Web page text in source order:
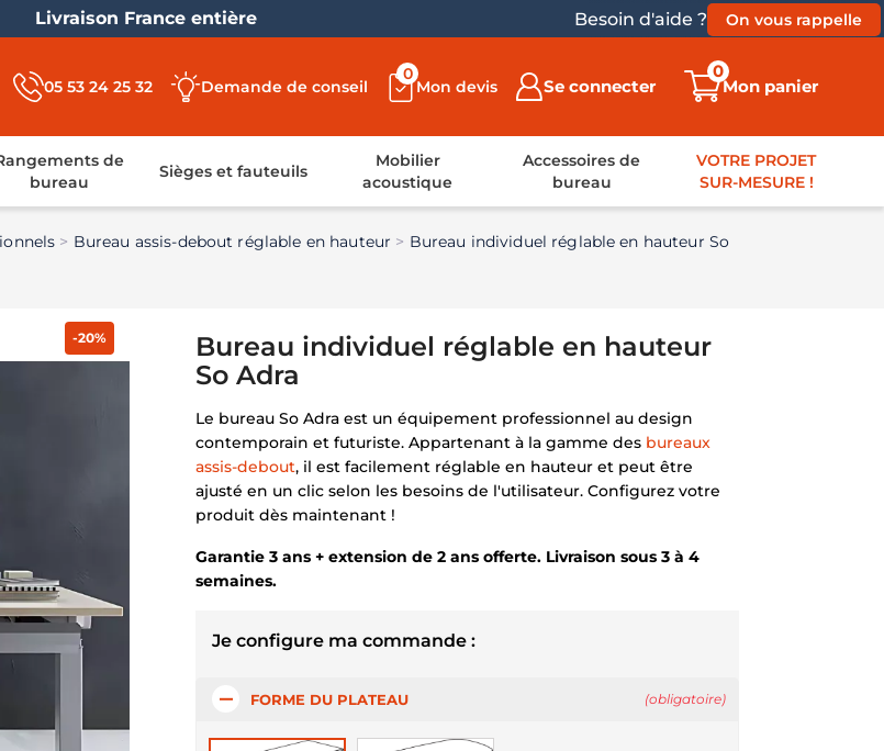
Livraison France entière Besoin d'aide ? On vous rappelle
05 53 24 25 32 Demande de conseil Mon devis
0
Se connecter Mon panier
0
de
bureau
Sièges et fauteuils
Mobilier
acoustique
Accessoires de
bureau
VOTRE PROJET
SUR-MESURE !
Bureau assis-debout réglable en hauteur
Bureau individuel réglable en hauteur So
-20%
Bureau individuel réglable en hauteur
So Adra
Le bureau So Adra est un équipement professionnel au design
contemporain et futuriste. Appartenant à la gamme des bureaux
assis-debout, il est facilement réglable en hauteur et peut être
ajusté en un clic selon les besoins de l'utilisateur. Configurez votre
produit dès maintenant !
Garantie 3 ans + extension de 2 ans offerte. Livraison sous 3 à 4
semaines.
Je configure ma commande :
FORME DU PLATEAU (obligatoire)